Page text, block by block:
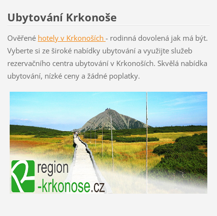
Ubytování Krkonoše
Ověřené hotely v Krkonoších - rodinná dovolená jak má být.
Vyberte si ze široké nabídky ubytování a využijte služeb
rezervačního centra ubytování v Krkonoších. Skvělá nabídka
ubytování, nízké ceny a žádné poplatky.